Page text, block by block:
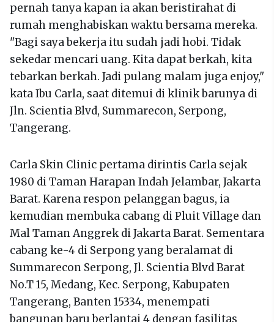
pernah tanya kapan ia akan beristirahat di
rumah menghabiskan waktu bersama mereka.
"Bagi saya bekerja itu sudah jadi hobi. Tidak
sekedar mencari uang. Kita dapat berkah, kita
tebarkan berkah. Jadi pulang malam juga enjoy,"
kata Ibu Carla, saat ditemui di klinik barunya di
Jln. Scientia Blvd, Summarecon, Serpong,
Tangerang.
Carla Skin Clinic pertama dirintis Carla sejak
1980 di Taman Harapan Indah Jelambar, Jakarta
Barat. Karena respon pelanggan bagus, ia
kemudian membuka cabang di Pluit Village dan
Mal Taman Anggrek di Jakarta Barat. Sementara
cabang ke-4 di Serpong yang beralamat di
Summarecon Serpong, Jl. Scientia Blvd Barat
No.T 15, Medang, Kec. Serpong, Kabupaten
Tangerang, Banten 15334, menempati
bangunan baru berlantai 4 dengan fasilitas